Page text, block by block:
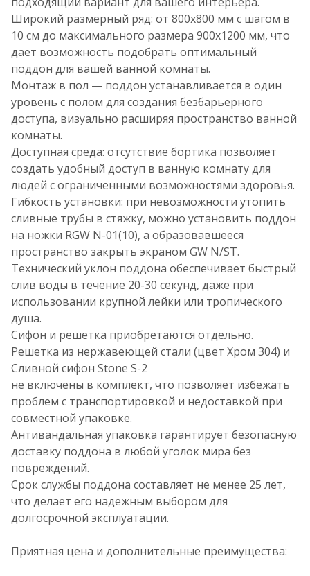
Широкий размерный ряд: от 800x800 мм с шагом в
10 см до максимального размера 900x1200 мм, что
дает возможность подобрать оптимальный
поддон для вашей ванной комнаты.
Монтаж в пол — поддон устанавливается в один
уровень с полом для создания безбарьерного
доступа, визуально расширяя пространство ванной
комнаты.
Доступная среда: отсутствие бортика позволяет
создать удобный доступ в ванную комнату для
людей с ограниченными возможностями здоровья.
Гибкость установки: при невозможности утопить
сливные трубы в стяжку, можно установить поддон
на ножки RGW N-01(10), а образовавшееся
пространство закрыть экраном GW N/ST.
Технический уклон поддона обеспечивает быстрый
слив воды в течение 20-30 секунд, даже при
использовании крупной лейки или тропического
душа.
Сифон и решетка приобретаются отдельно.
Решетка из нержавеющей стали (цвет Хром 304) и
Сливной сифон Stone S-2
не включены в комплект, что позволяет избежать
проблем с транспортировкой и недоставкой при
совместной упаковке.
Антивандальная упаковка гарантирует безопасную
доставку поддона в любой уголок мира без
повреждений.
Срок службы поддона составляет не менее 25 лет,
что делает его надежным выбором для
долгосрочной эксплуатации.
Приятная цена и дополнительные преимущества: